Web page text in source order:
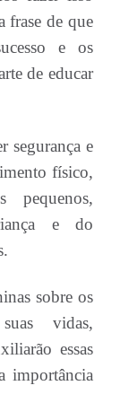
frase de que
e os
de educar
segurança e
físico,
e do
sobre os
vidas,
essas
importância